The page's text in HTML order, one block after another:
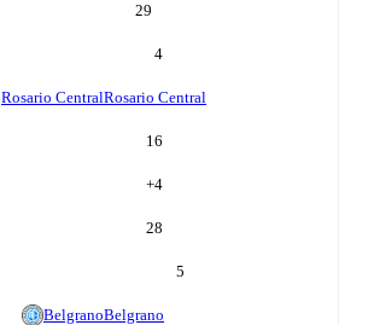
29
4
Rosario CentralRosario Central
16
+4
28
5
BelgranoBelgrano